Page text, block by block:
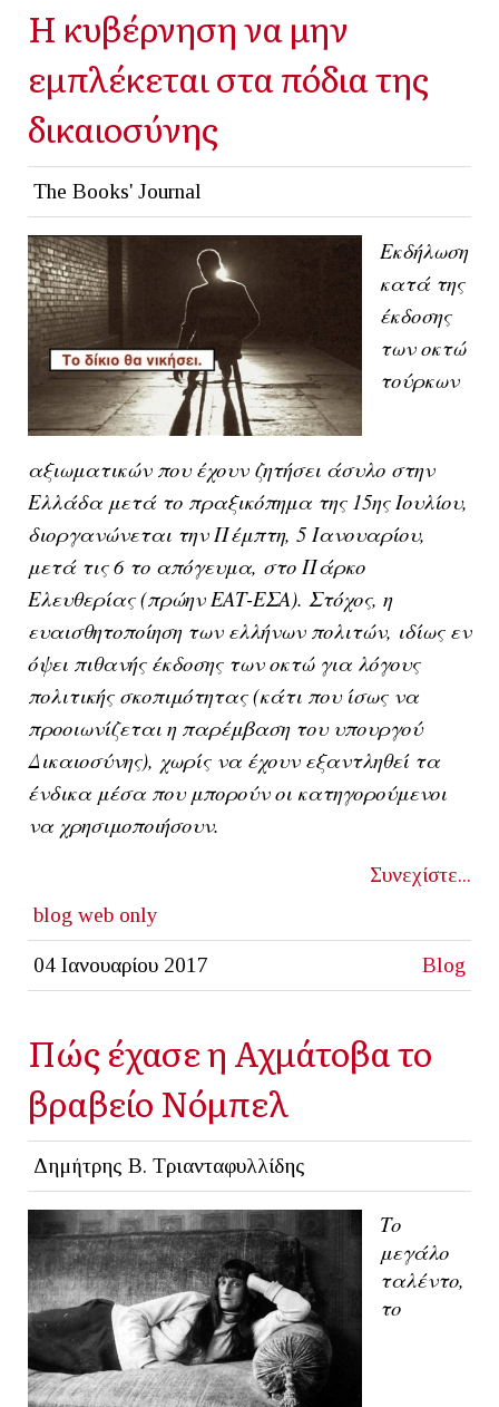
Η κυβέρνηση να μην
εμπλέκεται στα πόδια της
δικαιοσύνης
The Books' Journal
Εκδήλωση
κατά της
έκδοσης
των οκτώ
τούρκων
αξιωματικών που έχουν ζητήσει άσυλο στην
Ελλάδα μετά το πραξικόπημα της 15ης Ιουλίου,
διοργανώνεται την Πέμπτη, 5 Ιανουαρίου,
μετά τις 6 το απόγευμα, στο Πάρκο
Ελευθερίας (πρώην ΕΑΤ-ΕΣΑ). Στόχος, η
ευαισθητοποίηση των ελλήνων πολιτών, ιδίως εν
όψει πιθανής έκδοσης των οκτώ για λόγους
πολιτικής σκοπιμότητας (κάτι που ίσως να
προοιωνίζεται η παρέμβαση του υπουργού
Δικαιοσύνης), χωρίς να έχουν εξαντληθεί τα
ένδικα μέσα που μπορούν οι κατηγορούμενοι
να χρησιμοποιήσουν.
Συνεχίστε...
blog web only
04 Ιανουαρίου 2017 Blog
Πώς έχασε η Αχμάτοβα το
βραβείο Νόμπελ
Δημήτρης Β. Τριανταφυλλίδης
Το
μεγάλο
ταλέντο,
το